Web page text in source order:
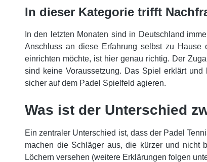
In dieser Kategorie trifft
In den letzten Monaten sind in Deutschland
Anschluss an diese Erfahrung selbst zu Hause
einrichten möchte, ist hier genau richtig. Der
sind keine Voraussetzung. Das Spiel erklärt
sicher auf dem Padel Spielfeld agieren.
Was ist der Unterschied
Ein zentraler Unterschied ist, dass der Padel
machen die Schläger aus, die kürzer und nicht
Löchern versehen (weitere Erklärungen folgen